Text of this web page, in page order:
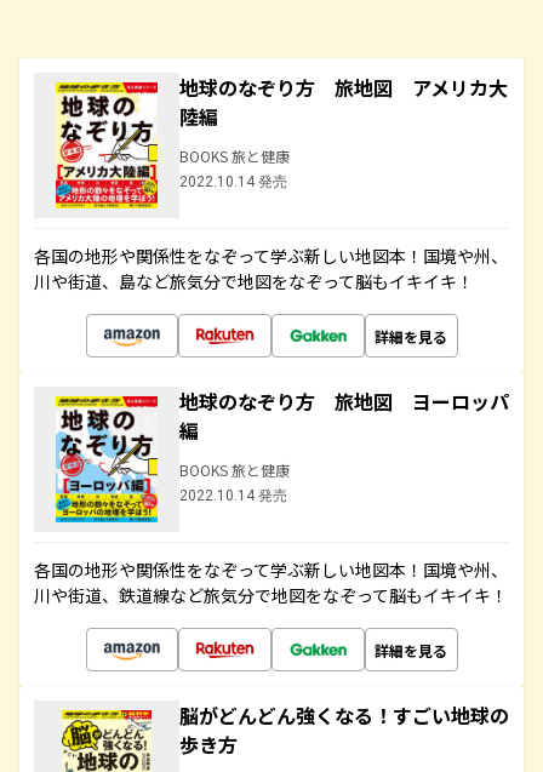
地球のなぞり方 旅地図 アメリカ大
陸編
BOOKS 旅と健康
2022.10.14 発売
各国の地形や関係性をなぞって学ぶ新しい地図本！国境や州、
川や街道、島など旅気分で地図をなぞって脳もイキイキ！
詳細を見る
地球のなぞり方 旅地図 ヨーロッパ
編
BOOKS 旅と健康
2022.10.14 発売
各国の地形や関係性をなぞって学ぶ新しい地図本！国境や州、
川や街道、鉄道線など旅気分で地図をなぞって脳もイキイキ！
詳細を見る
脳がどんどん強くなる！すごい地球の
歩き方